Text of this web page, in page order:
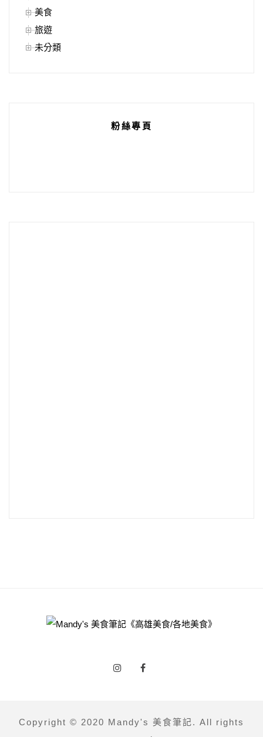
美食
旅遊
未分類
粉絲專頁
Copyright © 2020 Mandy's 美食筆記. All rights